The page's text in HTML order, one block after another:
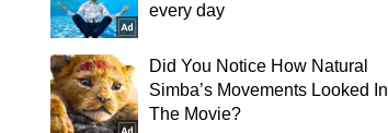
every day
Did You Notice How Natural
Simba’s Movements Looked In
The Movie?